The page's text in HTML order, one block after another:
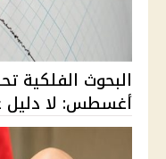
أغسطس: لا دليل